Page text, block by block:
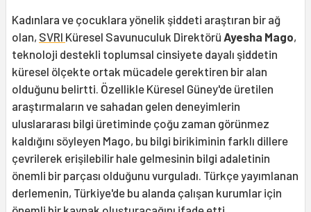
Kadınlara ve çocuklara yönelik şiddeti araştıran bir ağ
olan, SVRI Küresel Savunuculuk Direktörü Ayesha Mago,
teknoloji destekli toplumsal cinsiyete dayalı şiddetin
küresel ölçekte ortak mücadele gerektiren bir alan
olduğunu belirtti. Özellikle Küresel Güney'de üretilen
araştırmaların ve sahadan gelen deneyimlerin
uluslararası bilgi üretiminde çoğu zaman görünmez
kaldığını söyleyen Mago, bu bilgi birikiminin farklı dillere
çevrilerek erişilebilir hale gelmesinin bilgi adaletinin
önemli bir parçası olduğunu vurguladı. Türkçe yayımlanan
derlemenin, Türkiye'de bu alanda çalışan kurumlar için